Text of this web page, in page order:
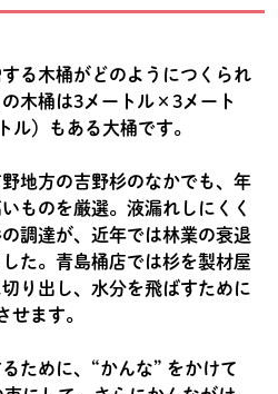
る木桶がどのようにつくられ
木桶は3メートル×3メート
ル）もある大桶です。
地方の吉野杉のなかでも、年
ものを厳選。液漏れしにくく
調達が、近年では林業の衰退
た。青島桶店では杉を製材屋
り出し、水分を飛ばすために
せます。
ために、“かんな” をかけて